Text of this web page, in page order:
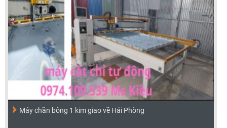
Máy chần bông 1 kim giao về Hải Phòng